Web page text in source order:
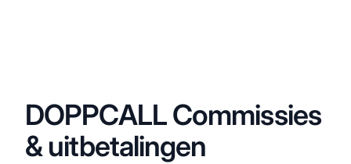
DOPPCALL Commissies
& uitbetalingen